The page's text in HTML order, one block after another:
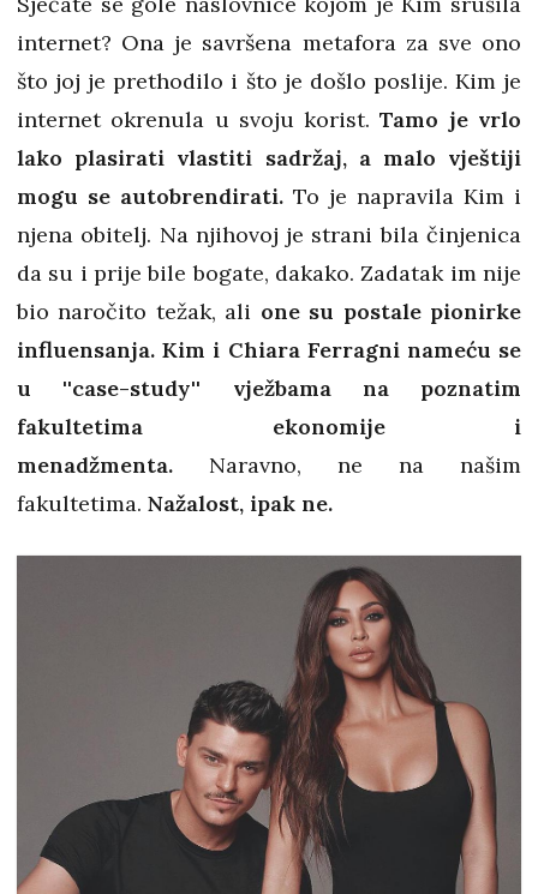
internet? Ona je savršena metafora za sve ono
što joj je prethodilo i što je došlo poslije. Kim je
internet okrenula u svoju korist. Tamo je vrlo
lako plasirati vlastiti sadržaj, a malo vještiji
mogu se autobrendirati. To je napravila Kim i
njena obitelj. Na njihovoj je strani bila činjenica
da su i prije bile bogate, dakako. Zadatak im nije
bio naročito težak, ali one su postale pionirke
influensanja.Kim i Chiara Ferragni nameću se
u ''case-study'' vježbama na poznatim
fakultetima ekonomije i
menadžmenta. Naravno, ne na našim
fakultetima. Nažalost, ipak ne.